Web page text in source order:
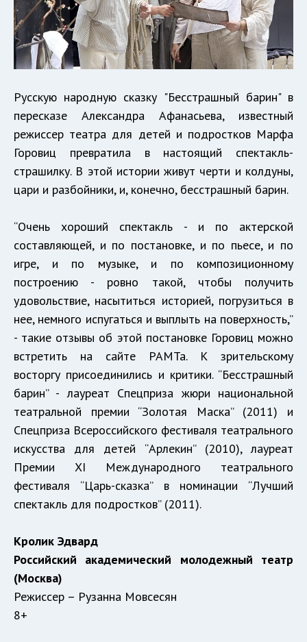
Русскую народную сказку "Бесстрашный барин" в
пересказе Александра Афанасьева, известный
режиссер театра для детей и подростков Марфа
Горовиц превратила в настоящий спектакль-
страшилку. В этой истории живут черти и колдуны,
цари и разбойники, и, конечно, бесстрашный барин.
“Очень хороший спектакль - и по актерской
составляющей, и по постановке, и по пьесе, и по
игре, и по музыке, и по композиционному
построению - ровно такой, чтобы получить
удовольствие, насытиться историей, погрузиться в
нее, немного испугаться и выплыть на поверхность,”
- такие отзывы об этой постановке Горовиц можно
встретить на сайте РАМТа. К зрительскому
восторгу присоединились и критики. “Бесстрашный
барин” - лауреат Спецприза жюри национальной
театральной премии “Золотая Маска” (2011) и
Спецприза Всероссийского фестиваля театрального
искусства для детей “Арлекин” (2010), лауреат
Премии XI Международного театрального
фестиваля “Царь-сказка” в номинации “Лучший
спектакль для подростков” (2011).
Кролик Эдвард
Российский академический молодежный театр
(Москва)
Режиссер – Рузанна Мовсесян
8+